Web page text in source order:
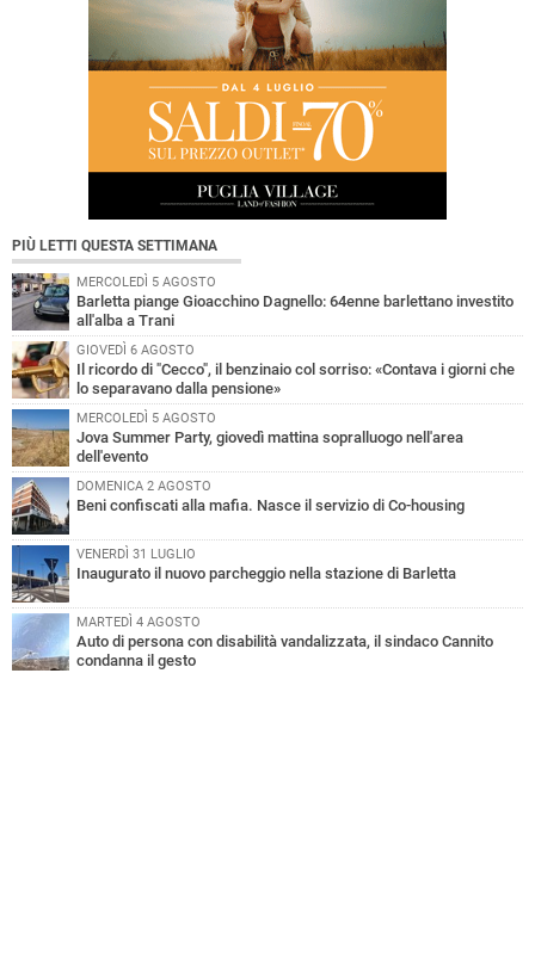
PIÙ LETTI QUESTA SETTIMANA
MERCOLEDÌ 5 AGOSTO
Barletta piange Gioacchino Dagnello: 64enne barlettano investito
all'alba a Trani
GIOVEDÌ 6 AGOSTO
Il ricordo di "Cecco", il benzinaio col sorriso: «Contava i giorni che
lo separavano dalla pensione»
MERCOLEDÌ 5 AGOSTO
Jova Summer Party, giovedì mattina sopralluogo nell'area
dell'evento
DOMENICA 2 AGOSTO
Beni confiscati alla mafia. Nasce il servizio di Co-housing
VENERDÌ 31 LUGLIO
Inaugurato il nuovo parcheggio nella stazione di Barletta
MARTEDÌ 4 AGOSTO
Auto di persona con disabilità vandalizzata, il sindaco Cannito
condanna il gesto